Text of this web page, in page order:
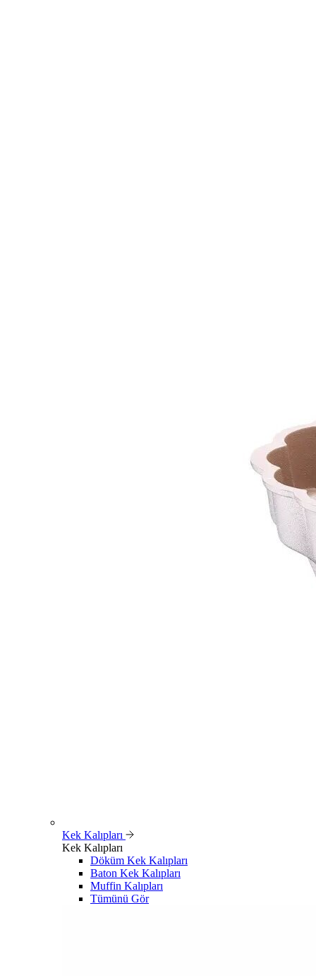
Kek Kalıpları
Kek Kalıpları
Döküm Kek Kalıpları
Baton Kek Kalıpları
Muffin Kalıpları
Tümünü Gör